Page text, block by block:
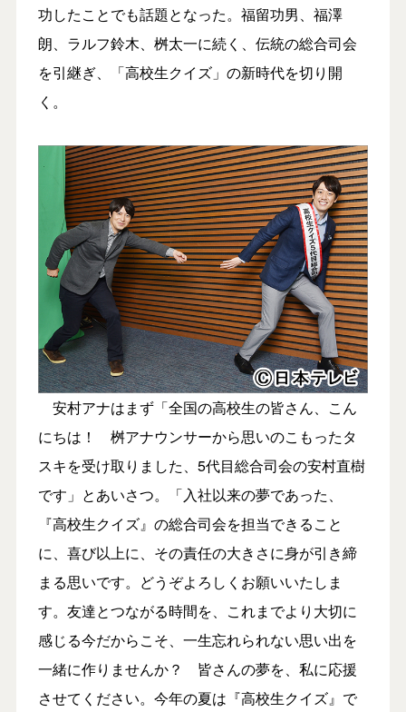
功したことでも話題となった。福留功男、福澤
朗、ラルフ鈴木、桝太一に続く、伝統の総合司会
を引継ぎ、「高校生クイズ」の新時代を切り開
く。
安村アナはまず「全国の高校生の皆さん、こん
にちは！ 桝アナウンサーから思いのこもったタ
スキを受け取りました、5代目総合司会の安村直樹
です」とあいさつ。「入社以来の夢であった、
『高校生クイズ』の総合司会を担当できること
に、喜び以上に、その責任の大きさに身が引き締
まる思いです。どうぞよろしくお願いいたしま
す。友達とつながる時間を、これまでより大切に
感じる今だからこそ、一生忘れられない思い出を
一緒に作りませんか？ 皆さんの夢を、私に応援
させてください。今年の夏は『高校生クイズ』で